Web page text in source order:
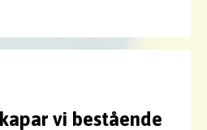
vi bestående